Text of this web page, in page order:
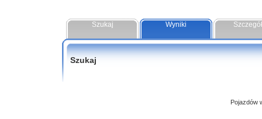
Szukaj Wyniki
Szukaj
Pojazdów